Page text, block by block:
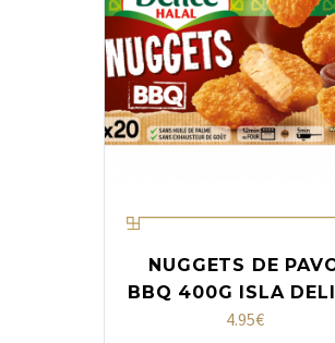
NUGGETS DE
BBQ 400G ISLA
4.95€